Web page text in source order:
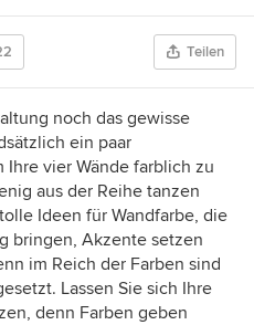
Teilen
noch das gewisse
ein paar
vier Wände farblich zu
aus der Reihe tanzen
Ideen für Wandfarbe, die
bringen, Akzente setzen
im Reich der Farben sind
Lassen Sie sich Ihre
denn Farben geben